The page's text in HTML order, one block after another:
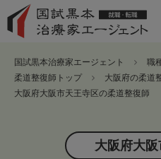
国試黒本治療家エージェント
職
柔道整復師トップ
大阪府の柔道
大阪府大阪市天王寺区の柔道整復師
大阪府大